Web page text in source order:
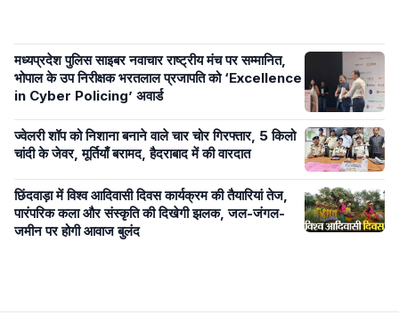
मध्यप्रदेश पुलिस साइबर नवाचार राष्ट्रीय मंच पर सम्मानित,
भोपाल के उप निरीक्षक भरतलाल प्रजापति को ‘Excellence
in Cyber Policing’ अवार्ड
ज्वेलरी शॉप को निशाना बनाने वाले चार चोर गिरफ्तार, 5 किलो
चांदी के जेवर, मूर्तियाँ बरामद, हैदराबाद में की वारदात
छिंदवाड़ा में विश्व आदिवासी दिवस कार्यक्रम की तैयारियां तेज,
पारंपरिक कला और संस्कृति की दिखेगी झलक, जल-जंगल-
जमीन पर होगी आवाज बुलंद